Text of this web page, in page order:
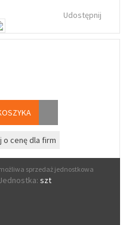
Udostępnij
o cenę dla firm
sprzedaż jednostkowa
szt